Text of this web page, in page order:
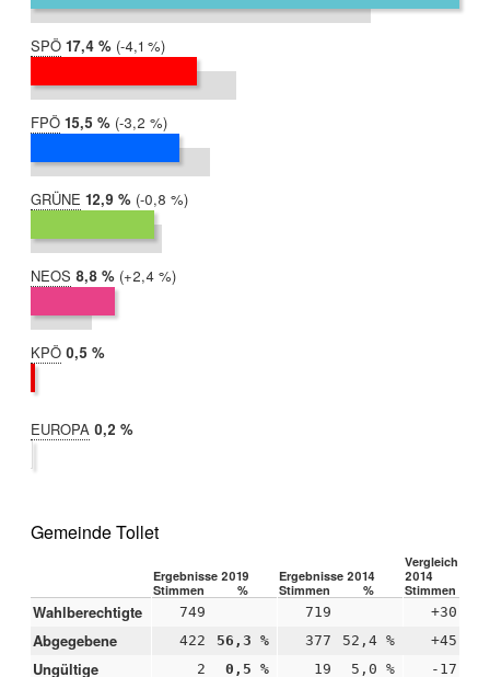
SPÖ 2019:
17,4 %
2014:
21,5 %
Differenz:
-4,1 %
FPÖ 2019:
15,5 %
2014:
18,7 %
Differenz:
-3,2 %
GRÜNE 2019:
12,9 %
2014:
13,7 %
Differenz:
-0,8 %
NEOS 2019:
8,8 %
2014:
6,4 %
Differenz:
+2,4 %
KPÖ 2019:
0,5 %
EUROPA 2019:
0,2 %
Gemeinde Tollet
Ergebnisse 2019 Ergebnisse 2014
Vergleich
2014
Stimmen
% Stimmen % Stimmen
Wahlberechtigte 749 719 +30
Abgegebene 422 56,3 % 377 52,4 % +45
Ungültige 2 0,5 % 19 5,0 % -17